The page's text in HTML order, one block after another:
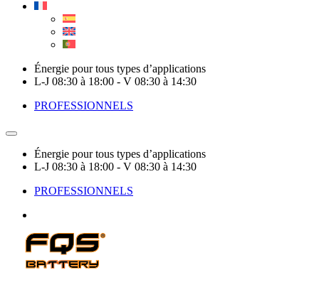
Énergie pour tous types d’applications
L-J 08:30 à 18:00 - V 08:30 à 14:30
PROFESSIONNELS
Énergie pour tous types d’applications
L-J 08:30 à 18:00 - V 08:30 à 14:30
PROFESSIONNELS